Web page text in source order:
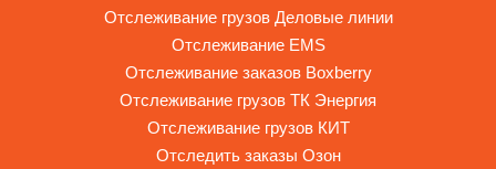
Отслеживание грузов Деловые линии
Отслеживание EMS
Отслеживание заказов Boxberry
Отслеживание грузов ТК Энергия
Отслеживание грузов КИТ
Отследить заказы Озон